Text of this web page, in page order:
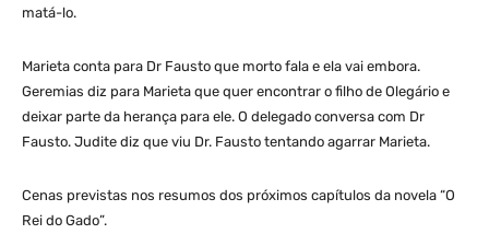
matá-lo.
Marieta conta para Dr Fausto que morto fala e ela vai embora.
Geremias diz para Marieta que quer encontrar o filho de Olegário e
deixar parte da herança para ele. O delegado conversa com Dr
Fausto. Judite diz que viu Dr. Fausto tentando agarrar Marieta.
Cenas previstas nos resumos dos próximos capítulos da novela “O
Rei do Gado”.